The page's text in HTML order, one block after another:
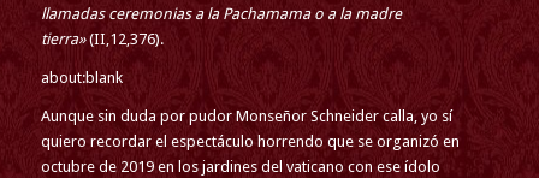
llamadas ceremonias a la Pachamama o a la madre
tierra»(II,12,376).
about:blank
Aunque sin duda por pudor Monseñor Schneider calla, yo sí
quiero recordar el espectáculo horrendo que se organizó en
octubre de 2019 en los jardines del vaticano con ese ídolo